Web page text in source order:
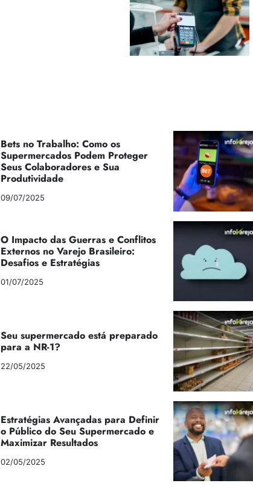
Bets no Trabalho: Como os
Supermercados Podem Proteger
Seus Colaboradores e Sua
Produtividade
09/07/2025
O Impacto das Guerras e Conflitos
Externos no Varejo Brasileiro:
Desafios e Estratégias
01/07/2025
Seu supermercado está preparado
para a NR-1?
22/05/2025
Estratégias Avançadas para Definir
o Público do Seu Supermercado e
Maximizar Resultados
02/05/2025